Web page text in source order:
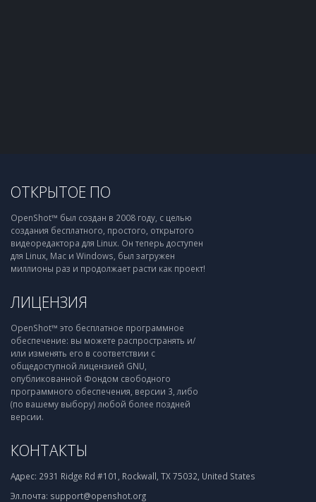
ОТКРЫТОЕ ПО
OpenShot™ был создан в 2008 году, с целью
создания бесплатного, простого, открытого
видеоредактора для Linux. Он теперь доступен
для Linux, Mac и Windows, был загружен
миллионы раз и продолжает расти как проект!
ЛИЦЕНЗИЯ
OpenShot™ это бесплатное программное
обеспечение: вы можете распространять и/
или изменять его в соответствии с
общедоступной лицензией GNU,
опубликованной Фондом свободного
программного обеспечения, версии 3, либо
(по вашему выбору) любой более поздней
версии.
КОНТАКТЫ
Адрес: 2931 Ridge Rd #101, Rockwall, TX 75032, United States
Эл.почта: support@openshot.org